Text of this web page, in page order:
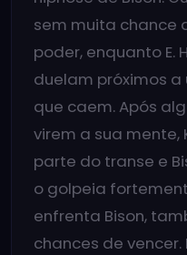
sem muita chance
poder, enquanto E.
duelam próximos
que caem. Após
virem a sua mente,
parte do transe e
o golpeia
enfrenta Bison,
chances de vencer.